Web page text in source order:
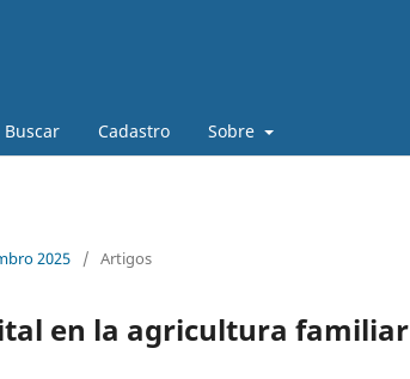
Buscar Cadastro Sobre
2025 / Artigos
en la agricultura familiar